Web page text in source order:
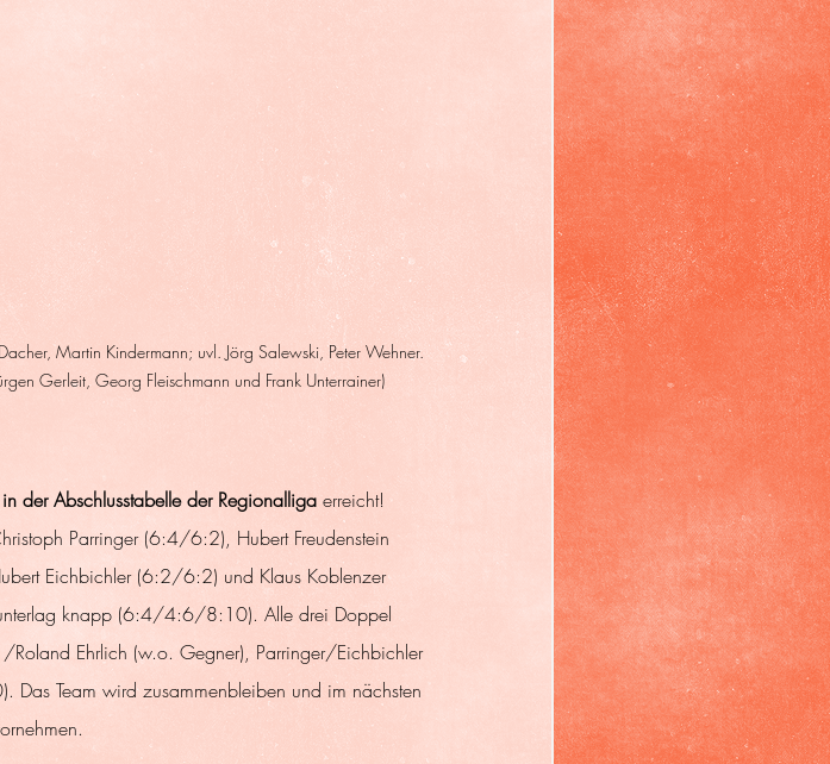
Martin Kindermann; uvl. Jörg Salewski, Peter Wehner.
Gerleit, Georg Fleischmann und Frank Unterrainer)
der Abschlusstabelle der Regionalliga erreicht!
Parringer (6:4/6:2), Hubert Freudenstein
Eichbichler (6:2/6:2) und Klaus Koblenzer
knapp (6:4/4:6/8:10). Alle drei Doppel
Roland Ehrlich (w.o. Gegner), Parringer/Eichbichler
Team wird zusammenbleiben und im nächsten